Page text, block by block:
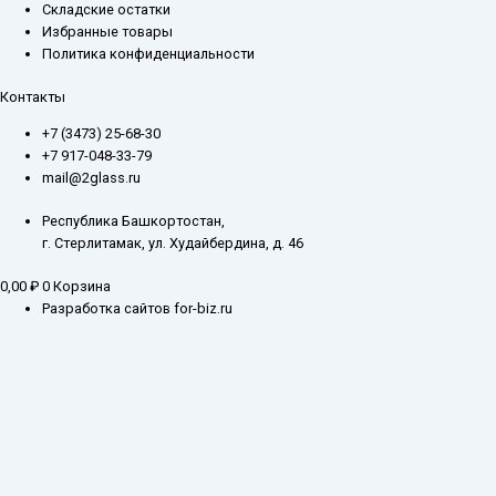
Складские остатки
Избранные товары
Политика конфиденциальности
Контакты
+7 (3473) 25-68-30
+7 917-048-33-79
mail@2glass.ru
Республика Башкортостан,
г. Стерлитамак, ул. Худайбердина, д. 46
0,00 ₽ 0 Корзина
Разработка сайтов for-biz.ru